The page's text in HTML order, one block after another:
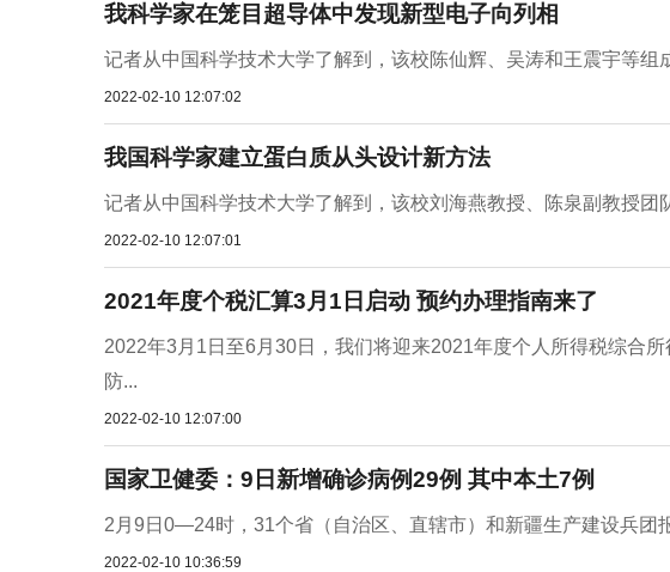
我科学家在笼目超导体中发现新型电子向列相
记者从中国科学技术大学了解到，该校陈仙辉、吴涛和王震宇等组
2022-02-10 12:07:02
我国科学家建立蛋白质从头设计新方法
记者从中国科学技术大学了解到，该校刘海燕教授、陈泉副教授团
2022-02-10 12:07:01
2021年度个税汇算3月1日启动 预约办理指南来了
2022年3月1日至6月30日，我们将迎来2021年度个人所得税综合
防...
2022-02-10 12:07:00
国家卫健委：9日新增确诊病例29例 其中本土7例
2月9日0—24时，31个省（自治区、直辖市）和新疆生产建设兵团
2022-02-10 10:36:59